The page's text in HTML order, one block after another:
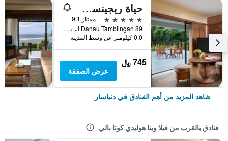
حياة ريجينسي بالي
5 نجوم
ممتاز 9.1
Jl Danau Tamblingan 89, دنباسار, إندونيسيا
0.0 كيلومتر عن وسط المدينة
745 ﷼
عرض الصفقة
شاهد المزيد من أهم الفنادق في دنباسار
فنادق بالقرب من فيلا وينا هوليدي كوتا بالي